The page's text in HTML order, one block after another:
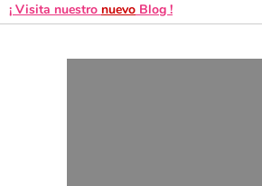
¡ Visita nuestro nuevo Blog !